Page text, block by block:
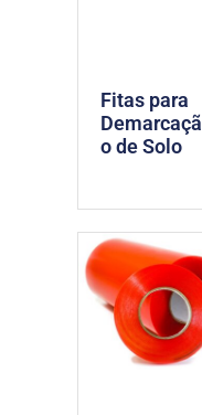
Fitas para
Demarcaçã
o de Solo